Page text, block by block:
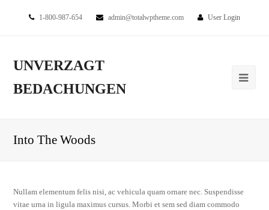
1-800-987-654 admin@totalwptheme.com User Login
UNVERZAGT
BEDACHUNGEN
Into The Woods
Nullam elementum felis nisi, ac vehicula quam ornare nec. Suspendisse
vitae urna in ligula maximus cursus. Morbi et sem sed diam commodo